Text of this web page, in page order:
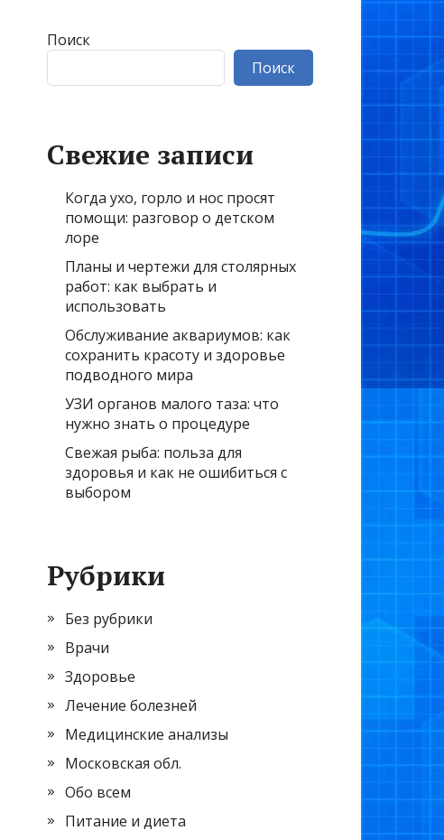
Поиск
Поиск
Свежие записи
Когда ухо, горло и нос просят
помощи: разговор о детском
лоре
Планы и чертежи для столярных
работ: как выбрать и
использовать
Обслуживание аквариумов: как
сохранить красоту и здоровье
подводного мира
УЗИ органов малого таза: что
нужно знать о процедуре
Свежая рыба: польза для
здоровья и как не ошибиться с
выбором
Рубрики
Без рубрики
Врачи
Здоровье
Лечение болезней
Медицинские анализы
Московская обл.
Обо всем
Питание и диета